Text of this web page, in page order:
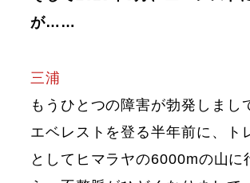
が……
三浦
もうひとつの障害が勃発しまし
エベレストを登る半年前に、ト
としてヒマラヤの6000mの山に